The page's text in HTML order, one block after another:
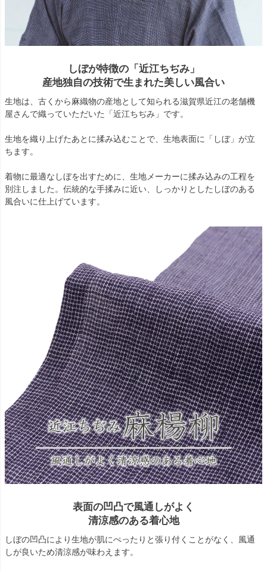
しぼが特徴の「近江ちぢみ」
産地独自の技術で生まれた美しい風合い
生地は、古くから麻織物の産地として知られる滋賀県近江の老舗機
屋さんで織っていただいた「近江ちぢみ」です。
生地を織り上げたあとに揉み込むことで、生地表面に「しぼ」が立
ちます。
着物に最適なしぼを出すために、生地メーカーに揉み込みの工程を
別注しました。伝統的な手揉みに近い、しっかりとしたしぼのある
風合いに仕上げています。
表面の凹凸で風通しがよく
清涼感のある着心地
しぼの凹凸により生地が肌にぺったりと張り付くことがなく、風通
しが良いため清涼感が味わえます。